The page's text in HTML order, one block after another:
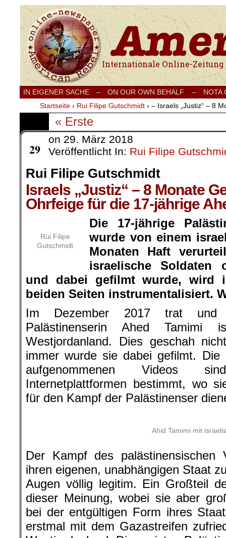
Internationale Onlinezeitung für Frieden,
IN EIGENER SACHE – ON OUR OWN BEHALF –
NOTA
Startseite › Rui Filipe Gutschmidt › – Israels „Justiz“ – 8
« Erste
29
on 29. März 2018
Veröffentlicht In: Rui Filipe
Rui Filipe Gutschmidt
Israels „Justiz“ – 8 Monate
Ohrfeige für die 17-jährige
Rui Filipe
Gutschmidt
Die 17-jährige
wurde von einem
Monaten Haft
israelische Soldaten
und dabei gefilmt wurde, wird
beiden Seiten instrumentalisiert.
Im Dezember 2017 trat und
Palästinenserin Ahed Tamimi
Westjordanland. Dies geschah
immer wurde sie dabei gefilmt.
aufgenommenen Videos
Internetplattformen bestimmt, wo
für den Kampf der Palästinenser
Ahid Tamimi mit
Der Kampf des palästinensischen
ihren eigenen, unabhängigen Staat
Augen völlig legitim. Ein Großteil
dieser Meinung, wobei sie aber
bei der entgültigen Form ihres
erstmal mit dem Gazastreifen